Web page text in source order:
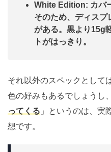
White Edition: カバ
そのため、ディスプ
がある。黒より15g
トがはっきり。
それ以外のスペックとして
色の好みもあるでしょうし
ってくる 」というのは、実
想です。